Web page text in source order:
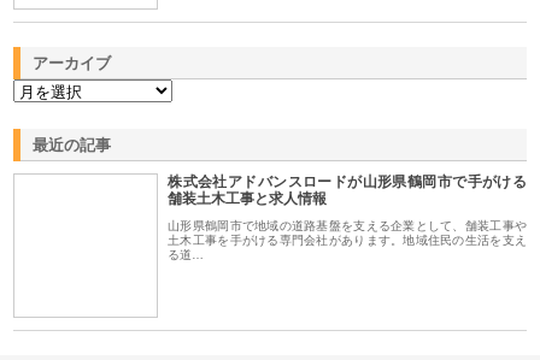
アーカイブ
最近の記事
株式会社アドバンスロードが山形県鶴岡市で手がける
舗装土木工事と求人情報
山形県鶴岡市で地域の道路基盤を支える企業として、舗装工事や
土木工事を手がける専門会社があります。地域住民の生活を支え
る道…